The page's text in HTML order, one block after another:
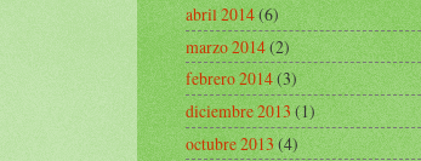
abril 2014(6)
marzo 2014(2)
febrero 2014(3)
diciembre 2013(1)
octubre 2013(4)